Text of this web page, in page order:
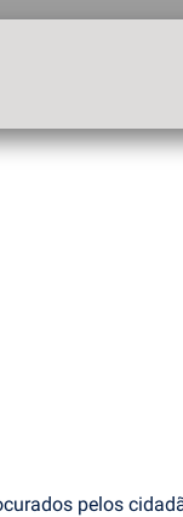
pelos